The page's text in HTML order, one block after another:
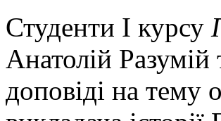
Студенти І курсу
Анатолій Разумій
доповіді на тему